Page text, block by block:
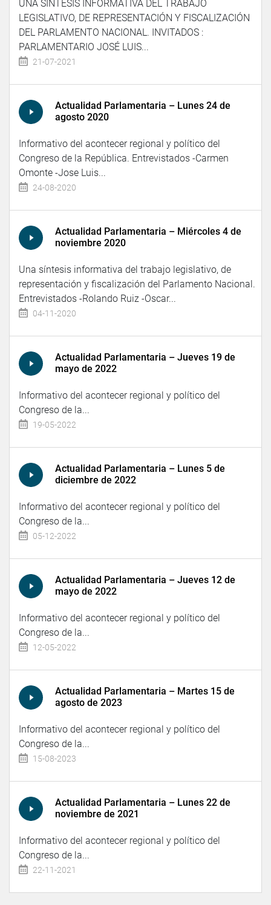
UNA SÍNTESIS INFORMATIVA DEL TRABAJO
LEGISLATIVO, DE REPRESENTACIÓN Y FISCALIZACIÓN
DEL PARLAMENTO NACIONAL. INVITADOS :
PARLAMENTARIO JOSÉ LUIS...
21-07-2021
Actualidad Parlamentaria – Lunes 24 de
agosto 2020
Informativo del acontecer regional y político del
Congreso de la República. Entrevistados -Carmen
Omonte -Jose Luis...
24-08-2020
Actualidad Parlamentaria – Miércoles 4 de
noviembre 2020
Una síntesis informativa del trabajo legislativo, de
representación y fiscalización del Parlamento Nacional.
Entrevistados -Rolando Ruiz -Oscar...
04-11-2020
Actualidad Parlamentaria – Jueves 19 de
mayo de 2022
Informativo del acontecer regional y político del
Congreso de la...
19-05-2022
Actualidad Parlamentaria – Lunes 5 de
diciembre de 2022
Informativo del acontecer regional y político del
Congreso de la...
05-12-2022
Actualidad Parlamentaria – Jueves 12 de
mayo de 2022
Informativo del acontecer regional y político del
Congreso de la...
12-05-2022
Actualidad Parlamentaria – Martes 15 de
agosto de 2023
Informativo del acontecer regional y político del
Congreso de la...
15-08-2023
Actualidad Parlamentaria – Lunes 22 de
noviembre de 2021
Informativo del acontecer regional y político del
Congreso de la...
22-11-2021